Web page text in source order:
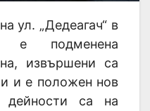
ул. „Дедеагач“ в
е подменена
извършени са
и е положен нов
дейности са на